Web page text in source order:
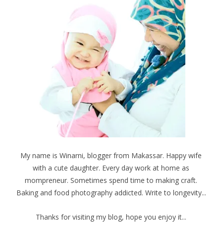
My name is Winarni, blogger from Makassar. Happy wife
with a cute daughter. Every day work at home as
mompreneur. Sometimes spend time to making craft.
Baking and food photography addicted. Write to longevity...
Thanks for visiting my blog, hope you enjoy it...